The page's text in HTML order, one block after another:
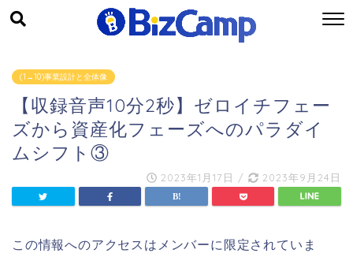
(1→10)事業設計と全体像
【収録音声10分2秒】ゼロイチフェー
ズから資産化フェーズへのパラダイ
ムシフト③
2023年1月17日 / 2023年9月24日
この情報へのアクセスはメンバーに限定されていま